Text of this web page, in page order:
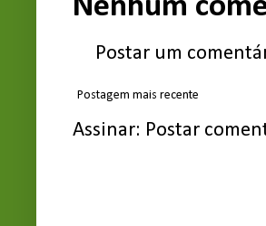
Nenhum
Postar um
Postagem mais recente
Assinar: Postar